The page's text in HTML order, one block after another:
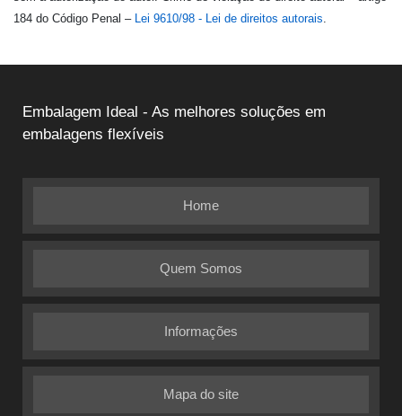
184 do Código Penal – Lei 9610/98 - Lei de direitos autorais.
Embalagem Ideal - As melhores soluções em
embalagens flexíveis
Home
Quem Somos
Informações
Mapa do site